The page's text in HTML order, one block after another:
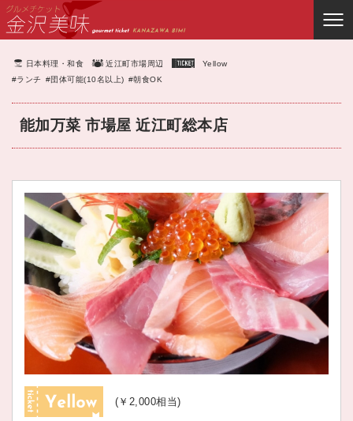
日本料理・和食 近江町市場周辺
Yellow
#ランチ #団体可能(10名以上) #朝食OK
能加万菜 市場屋 近江町総本店
(￥2,000相当)